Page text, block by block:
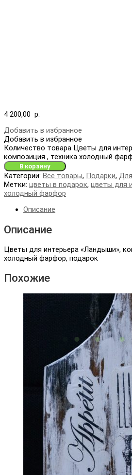
4 200,00 р.
Добавить в избранное
Добавить в избранное
Количество товара Цветы для
композиция , техника холодный
В корзину
Категории: Все товары, Подарки,
Метки: цветы в подарок, цветы для
холодный фарфор
Описание
Описание
Цветы для интерьера «Ландыши»,
холодный фарфор, подарок
Похожие